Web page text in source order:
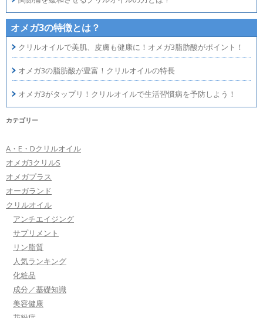
オメガ3の特徴とは？
クリルオイルで美肌、皮膚も健康に！オメガ3脂肪酸がポイント！
オメガ3の脂肪酸が豊富！クリルオイルの特長
オメガ3がタップリ！クリルオイルで生活習慣病を予防しよう！
カテゴリー
A・E・Dクリルオイル
オメガ3クリルS
オメガプラス
オーガランド
クリルオイル
アンチエイジング
サプリメント
リン脂質
人気ランキング
化粧品
成分／基礎知識
美容健康